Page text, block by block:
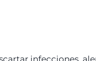
infecciones,